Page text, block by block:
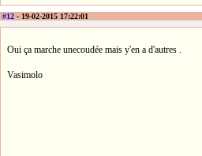
#12 - 19-02-2015 17:22:01
Oui ça marche unecoudée mais y'en a d'autres .
Vasimolo